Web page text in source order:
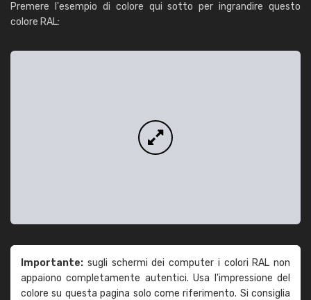
Premere l'esempio di colore qui sotto per ingrandire questo
colore RAL:
Importante: sugli schermi dei computer i colori RAL non
appaiono completamente autentici. Usa l'impressione del
colore su questa pagina solo come riferimento. Si consiglia